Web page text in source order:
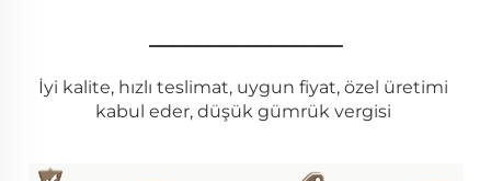
________________
İyi kalite, hızlı teslimat, uygun fiyat, özel üretimi
kabul eder, düşük gümrük vergisi